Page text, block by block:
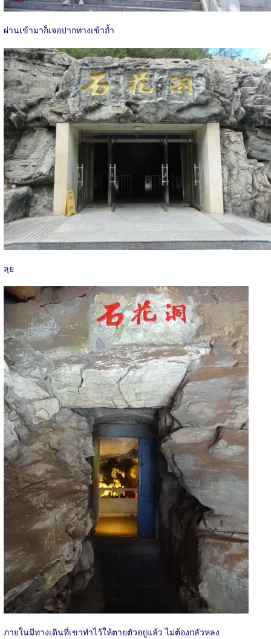
ผ่านเข้ามาก็เจอปากทางเข้าถ้ำ
ลุย
ภายในมีทางเดินที่เขาทำไว้ให้ตายตัวอยู่แล้ว ไม่ต้องกลัวหลง